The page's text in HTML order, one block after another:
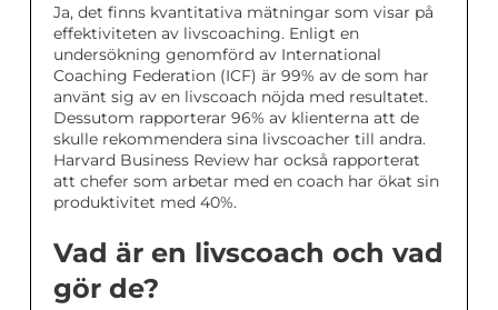
Ja, det finns kvantitativa mätningar som visar på
effektiviteten av livscoaching. Enligt en
undersökning genomförd av International
Coaching Federation (ICF) är 99% av de som har
använt sig av en livscoach nöjda med resultatet.
Dessutom rapporterar 96% av klienterna att de
skulle rekommendera sina livscoacher till andra.
Harvard Business Review har också rapporterat
att chefer som arbetar med en coach har ökat sin
produktivitet med 40%.
Vad är en livscoach och vad
gör de?